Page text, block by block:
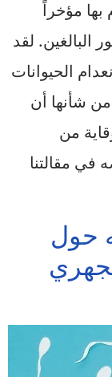
بها مؤخراً
البالغين. لقد
الحيوانات
من شأنها أن
من
مقالتنا
حول